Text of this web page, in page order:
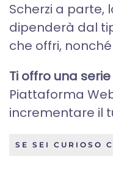
Scherzi a parte,
dipenderà dal
che offri,
Ti offro una
Piattaforma
incrementare il
SE SEI CURIOSO